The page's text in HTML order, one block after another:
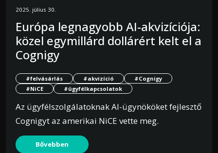
2025. július 30.
Európa legnagyobb AI-akvizíciója:
közel egymillárd dollárért kelt el a
Cognigy
#felvásárlás #akvizíció
#Cognigy
#NiCE
#ügyfélkapcsolatok
Az ügyfélszolgálatoknak AI-ügynököket fejlesztő
Cognigyt az amerikai NiCE vette meg.
Bővebben